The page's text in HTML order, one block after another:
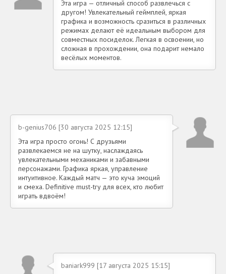
Эта игра — отличный способ развлечься с
другом! Увлекательный геймплей, яркая
графика и возможность сразиться в различных
режимах делают её идеальным выбором для
совместных посиделок. Легкая в освоении, но
сложная в прохождении, она подарит немало
весёлых моментов.
b-genius706 [30 августа 2025 12:15]
Эта игра просто огонь! С друзьями
развлекаемся не на шутку, наслаждаясь
увлекательными механиками и забавными
персонажами. Графика яркая, управление
интуитивное. Каждый матч — это куча эмоций
и смеха. Definitive must-try для всех, кто любит
играть вдвоём!
baniark999 [17 августа 2025 15:15]